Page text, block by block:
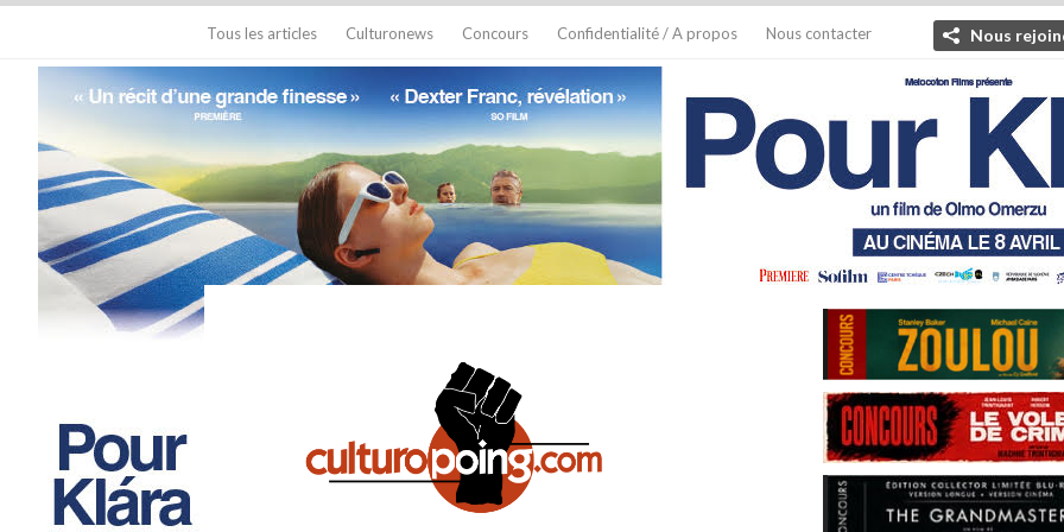
Tous les articles Culturonews Concours Confidentialité / A propos Nous contacter Nous